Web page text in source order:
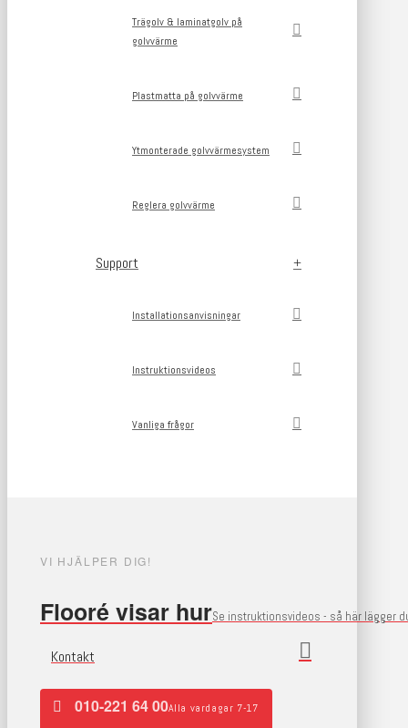
Trägolv & laminatgolv på
golvvärme
Plastmatta på golvvärme
Ytmonterade golvvärmesystem
Reglera golvvärme
Support
Installationsanvisningar
Instruktionsvideos
Vanliga frågor
VI HJÄLPER DIG!
Flooré visar hurSe instruktionsvideos - så här lägger
Kontakt
010-221 64 00Alla vardagar 7-17